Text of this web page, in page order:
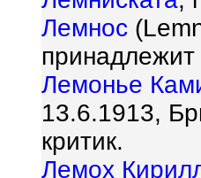
Лемнос
принадлежит
Лемонье
13.6.1913,
критик.
Лемох